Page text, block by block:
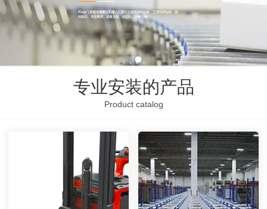
专业安装的产品
Product catalog